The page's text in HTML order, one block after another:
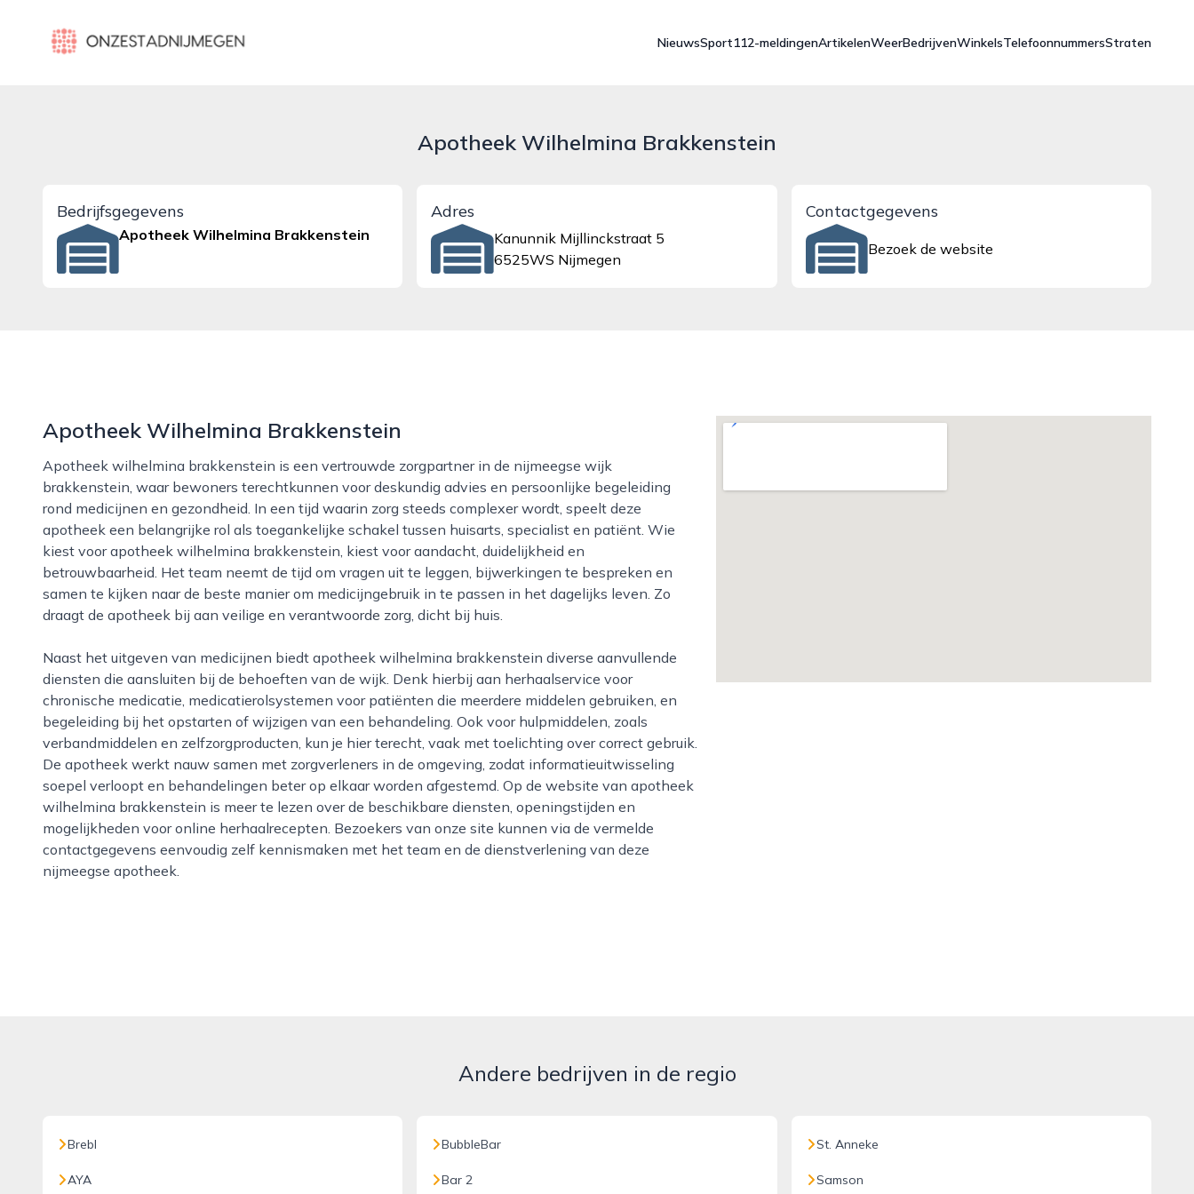
onzestadnijmegen.nl
NieuwsSport112-meldingenArtikelenWeerBedrijvenWinkelsTelefoonnummersStraten
Apotheek Wilhelmina Brakkenstein
Bedrijfsgegevens
Apotheek Wilhelmina Brakkenstein
Adres
Kanunnik Mijllinckstraat 5
6525WS Nijmegen
Contactgegevens
Bezoek de website
Apotheek Wilhelmina Brakkenstein
Apotheek wilhelmina brakkenstein is een vertrouwde zorgpartner in de nijmeegse wijk
brakkenstein, waar bewoners terechtkunnen voor deskundig advies en persoonlijke begeleiding
rond medicijnen en gezondheid. In een tijd waarin zorg steeds complexer wordt, speelt deze
apotheek een belangrijke rol als toegankelijke schakel tussen huisarts, specialist en patiënt. Wie
kiest voor apotheek wilhelmina brakkenstein, kiest voor aandacht, duidelijkheid en
betrouwbaarheid. Het team neemt de tijd om vragen uit te leggen, bijwerkingen te bespreken en
samen te kijken naar de beste manier om medicijngebruik in te passen in het dagelijks leven. Zo
draagt de apotheek bij aan veilige en verantwoorde zorg, dicht bij huis.
Naast het uitgeven van medicijnen biedt apotheek wilhelmina brakkenstein diverse aanvullende
diensten die aansluiten bij de behoeften van de wijk. Denk hierbij aan herhaalservice voor
chronische medicatie, medicatierolsystemen voor patiënten die meerdere middelen gebruiken, en
begeleiding bij het opstarten of wijzigen van een behandeling. Ook voor hulpmiddelen, zoals
verbandmiddelen en zelfzorgproducten, kun je hier terecht, vaak met toelichting over correct gebruik.
De apotheek werkt nauw samen met zorgverleners in de omgeving, zodat informatieuitwisseling
soepel verloopt en behandelingen beter op elkaar worden afgestemd. Op de website van apotheek
wilhelmina brakkenstein is meer te lezen over de beschikbare diensten, openingstijden en
mogelijkheden voor online herhaalrecepten. Bezoekers van onze site kunnen via de vermelde
contactgegevens eenvoudig zelf kennismaken met het team en de dienstverlening van deze
nijmeegse apotheek.
Andere bedrijven in de regio
Brebl
AYA
BubbleBar
Bar 2
St. Anneke
Samson